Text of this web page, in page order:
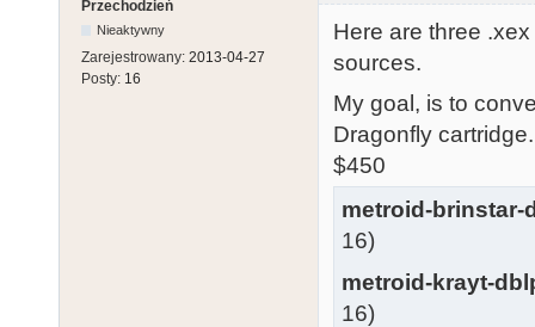
Przechodzień
Nieaktywny
Zarejestrowany: 2013-04-27
Posty: 16
Here are three
sources.
My goal, is to
Dragonfly
$450
metroid-brinstar-
16)
metroid-krayt-
16)